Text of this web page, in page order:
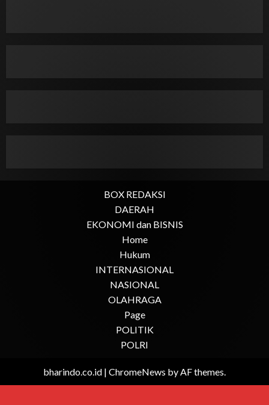
BOX REDAKSI
DAERAH
EKONOMI dan BISNIS
Home
Hukum
INTERNASIONAL
NASIONAL
OLAHRAGA
Page
POLITIK
POLRI
bharindo.co.id | ChromeNews by AF themes.